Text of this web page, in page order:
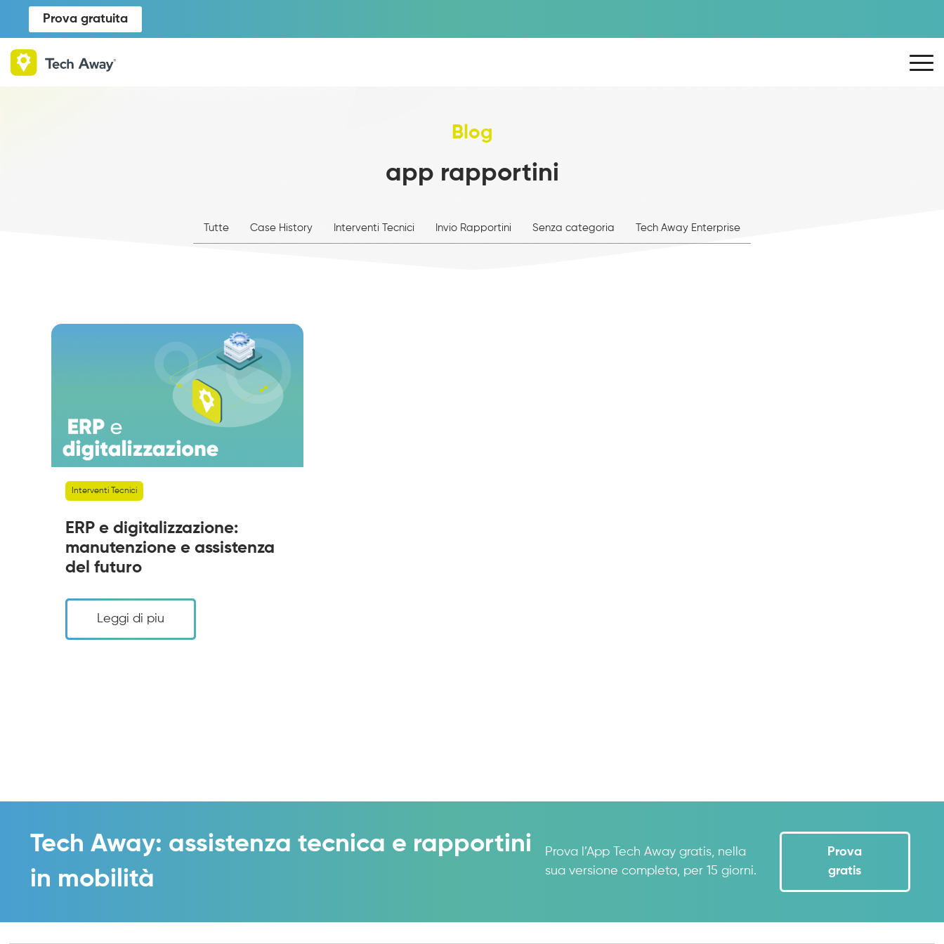
Prova gratuita
Blog
app rapportini
Tutte Case History Interventi Tecnici Invio Rapportini Senza categoria Tech Away Enterprise
Interventi Tecnici
ERP e digitalizzazione:
manutenzione e assistenza
del futuro
Leggi di piu
Tech Away: assistenza tecnica e rapportini
in mobilità
Prova l’App Tech Away gratis, nella
sua versione completa, per 15 giorni.
Prova
gratis